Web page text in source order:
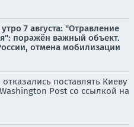
7 августа: "Отравление
поражён важный объект.
отмена мобилизации
поставлять Киеву
Post со ссылкой на